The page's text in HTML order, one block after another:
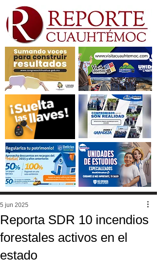
Reporta SDR 10 incendios
forestales activos en el
estado
5 jun 2025